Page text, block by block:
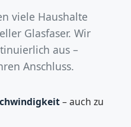
viele Haushalte
Glasfaser. Wir
aus –
Anschluss.
– auch zu